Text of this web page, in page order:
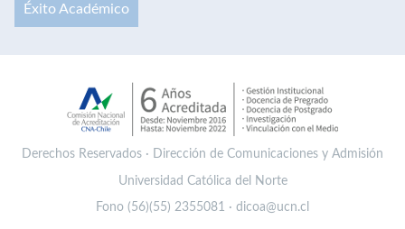
Éxito Académico
Derechos Reservados · Dirección de Comunicaciones y Admisión
Universidad Católica del Norte
Fono (56)(55) 2355081 · dicoa@ucn.cl